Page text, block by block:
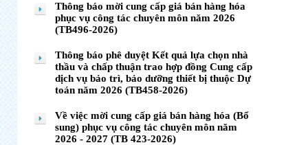
Thông báo mời cung cấp giá bán hàng hóa
phục vụ công tác chuyên môn năm 2026
(TB496-2026)
Thông báo phê duyệt Kết quả lựa chọn nhà
thầu và chấp thuận trao hợp đồng Cung cấp
dịch vụ bảo trì, bảo dưỡng thiết bị thuộc Dự
toán năm 2026 (TB458-2026)
Về việc mời cung cấp giá bán hàng hóa (Bổ
sung) phục vụ công tác chuyên môn năm
2026 - 2027 (TB 423-2026)